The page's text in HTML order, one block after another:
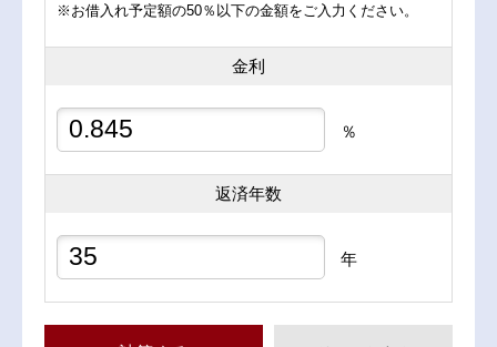
※お借入れ予定額の50％以下の金額をご入力ください。
金利
％
返済年数
年